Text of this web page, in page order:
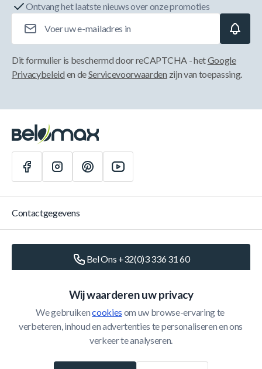
Wij waarderen uw privacy
We gebruiken cookies om uw browse-ervaring te
verbeteren, inhoud en advertenties te personaliseren en ons
verkeer te analyseren.
Ontvang het laatste nieuws over onze promoties
Dit formulier is beschermd door reCAPTCHA - hetGoogle
Privacybeleid en deServicevoorwaarden zijn van toepassing.
Categorieën
Contactgegevens
Bel Ons +32(0)3 336 31 60
Schrijf Ons info@belomax.com
Routebeschrijving naar de Belomax